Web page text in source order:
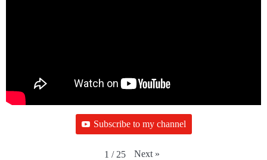
Subscribe to my channel
1 / 25 Next »